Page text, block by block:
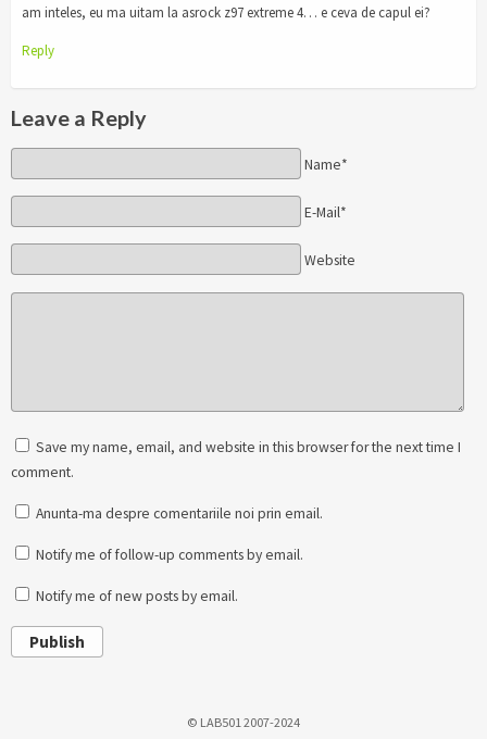
am inteles, eu ma uitam la asrock z97 extreme 4… e ceva de capul ei?
Reply
Leave a Reply
Name*
E-Mail*
Website
Save my name, email, and website in this browser for the next time I
comment.
Anunta-ma despre comentariile noi prin email.
Notify me of follow-up comments by email.
Notify me of new posts by email.
Publish
© LAB501 2007-2024